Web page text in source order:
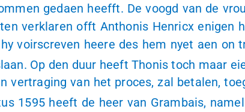
gedaen heefft. De voogd van de
verklaren offt Anthonis Henricx enigen
voirscreven heere des hem nyet aen
Op den duur heeft Thonis toch maar
vertraging van het proces, zal betalen,
1595 heeft de heer van Grambais,